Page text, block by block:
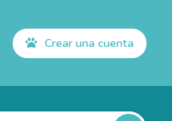
Crear una cuenta